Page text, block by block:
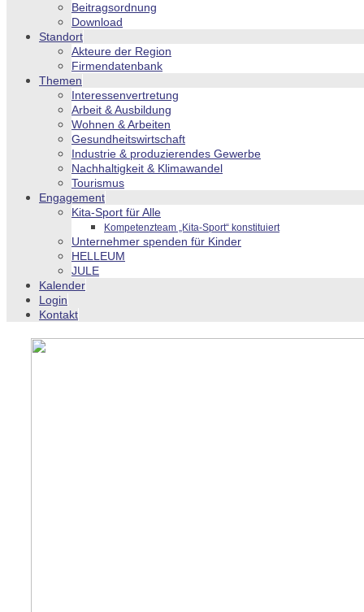
Beitragsordnung
Download
Standort
Akteure der Region
Firmendatenbank
Themen
Interessenvertretung
Arbeit & Ausbildung
Wohnen & Arbeiten
Gesundheitswirtschaft
Industrie & produzierendes Gewerbe
Nachhaltigkeit & Klimawandel
Tourismus
Engagement
Kita-Sport für Alle
Kompetenzteam „Kita-Sport“ konstituiert
Unternehmer spenden für Kinder
HELLEUM
JULE
Kalender
Login
Kontakt